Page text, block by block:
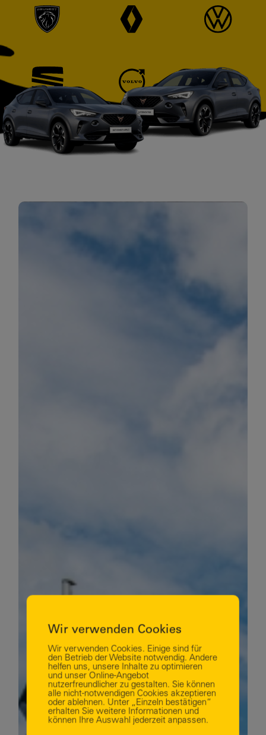
Wir verwenden Cookies
Wir verwenden Cookies. Einige sind für
den Betrieb der Website notwendig. Andere
helfen uns, unsere Inhalte zu optimieren
und unser Online-Angebot
nutzerfreundlicher zu gestalten. Sie können
alle nicht-notwendigen Cookies akzeptieren
oder ablehnen. Unter „Einzeln bestätigen“
erhalten Sie weitere Informationen und
können Ihre Auswahl jederzeit anpassen.